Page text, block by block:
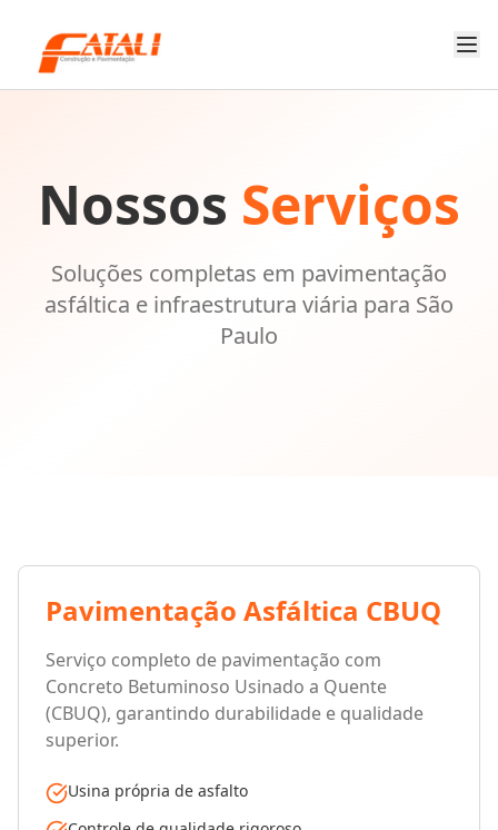
Nossos Serviços
Soluções completas em pavimentação
asfáltica e infraestrutura viária para São
Paulo
Pavimentação Asfáltica CBUQ
Serviço completo de pavimentação com
Concreto Betuminoso Usinado a Quente
(CBUQ), garantindo durabilidade e qualidade
superior.
Usina própria de asfalto